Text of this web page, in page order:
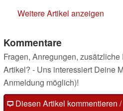
Weitere Artikel anzeigen
Kommentare
Fragen, Anregungen,
Artikel? - Uns interessiert Deine
Anmeldung möglich)!
Diesen Artikel kommentieren